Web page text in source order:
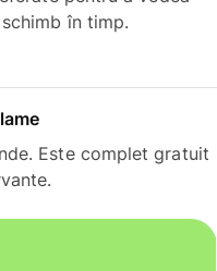
în timp.
Este complet gratuit